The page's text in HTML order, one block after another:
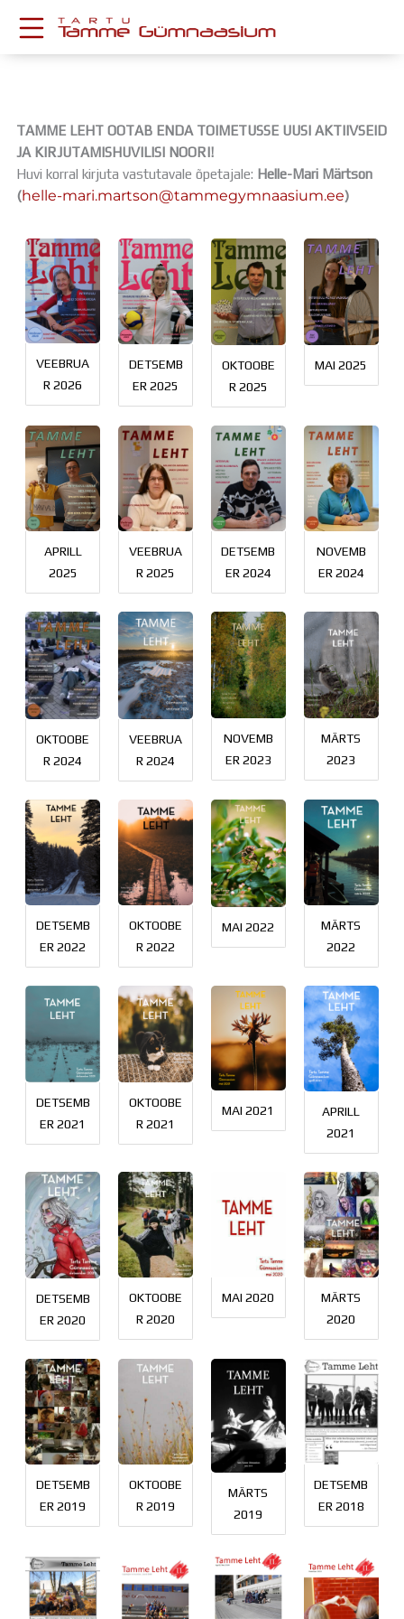
content
Postkast
Drive
Tamme TV
Tamme Leht
Koorilaul
ÕPPETÖÖ
Tunniplaan
Aastaplaan
Õppekava
Huviringid
Õpilastööd (UPT)
Kodukord
Projektid
ÜLDINFO
Sisseastumine
Meie kool
Dokumendid
Uudised
Lapsevanemale
Vilistlastele
Toitlustamine
Virtuaaltuur
Õpilasesindus
Kontaktid
Tööpakkumised
TAMME LEHT OOTAB ENDA TOIMETUSSE UUSI AKTIIVSEID
JA KIRJUTAMISHUVILISI NOORI!
Huvi korral kirjuta vastutavale õpetajale: Helle-Mari Märtson
(helle-mari.martson@tammegymnaasium.ee)
VEEBRUA
R 2026
DETSEMB
ER 2025
OKTOOBE
R 2025
MAI 2025
APRILL
2025
VEEBRUA
R 2025
DETSEMB
ER 2024
NOVEMB
ER 2024
OKTOOBE
R 2024
VEEBRUA
R 2024
NOVEMB
ER 2023
MÄRTS
2023
DETSEMB
ER 2022
OKTOOBE
R 2022
MAI 2022
MÄRTS
2022
DETSEMB
ER 2021
OKTOOBE
R 2021
MAI 2021
APRILL
2021
DETSEMB
ER 2020
OKTOOBE
R 2020
MAI 2020
MÄRTS
2020
DETSEMB
ER 2019
OKTOOBE
R 2019
MÄRTS
2019
DETSEMB
ER 2018